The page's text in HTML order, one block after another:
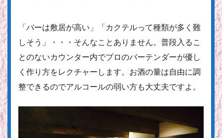
「バーは敷居が高い」「カクテルって種類が多く難
しそう」・・・そんなことありません。普段入るこ
とのないカウンター内でプロのバーテンダーが優し
く作り方をレクチャーします。お酒の量は自由に調
整できるのでアルコールの弱い方も大丈夫ですよ。